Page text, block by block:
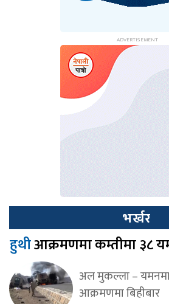
भर्खर
हुथीआक्रमणमा कम्तीमा ३८
अल मुकल्ला – यमनमा
आक्रमणमा बिहीबार